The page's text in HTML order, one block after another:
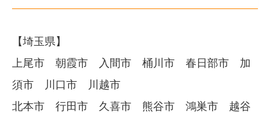
【埼玉県】
上尾市 朝霞市 入間市 桶川市 春日部市 加
須市 川口市 川越市
北本市 行田市 久喜市 熊谷市 鴻巣市 越谷